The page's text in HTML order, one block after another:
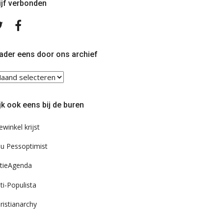
verbonden
Volg
TwitterFacebook
eens door ons archief
ook eens bij de buren
krijst
Pessoptimist
Populista